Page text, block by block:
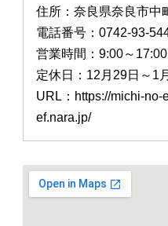
住所：奈良県奈良市中
電話番号：0742-93-
営業時間：9:00～17:00
定休日：12月29日～1
URL：https://michi-
ef.nara.jp/